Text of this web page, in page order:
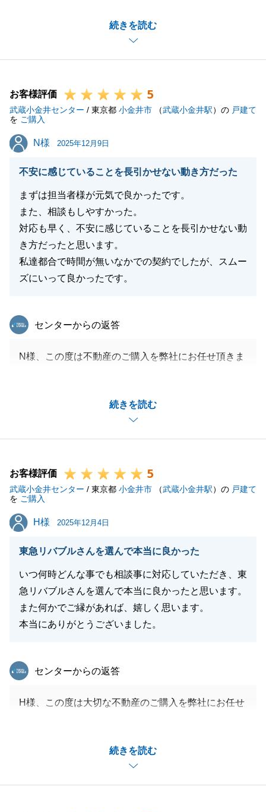
続きを読む
して感謝いたします。
今後とも、東急リバブルをよろしくお願いいたしま
す。
閉じる
お客様評価 5
武蔵小金井センター / 東京都 小金井市 （武蔵小金井駅）の 戸建て
を ご購入
N様
N様 2025年12月9日
不安に感じていることを長引かせない動き方だった
まずは担当者様が元気で良かったです。
また、相談もしやすかった。
対応も早く、不安に感じていることを長引かせない動
き方だったと思います。
私達都合で時間が無いなかでの契約でしたが、スムー
ズにいって良かったです。
続きを読む
東急リバブル
センターからの返答
N様、この度は不動産のご購入を弊社にお任せ頂きま
今後ともお困りの事がございましたら、お気軽にご相
談いただけますと幸いです。
お客様評価 5
武蔵小金井センター / 東京都 小金井市 （武蔵小金井駅）の 戸建て
を ご購入
H様
H様 2025年12月4日
東急リバブルさんを選んで本当に良かった
いつ何時どんな事でも相談事に対応していただき、東
急リバブルさんを選んで本当に良かったと思います。
また何かでご縁があれば、嬉しく思います。
本当にありがとうございました。
続きを読む
東急リバブル
センターからの返答
H様、この度は大切な不動産のご購入を弊社にお任せ
がとうございました。
今後ともお困りの事がございましたら、お気軽にご相
談いただけますと幸いです。